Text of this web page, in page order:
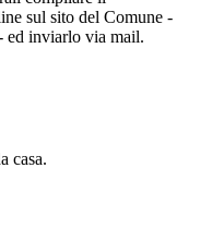
sul sito del Comune -
ed inviarlo via mail.
casa.